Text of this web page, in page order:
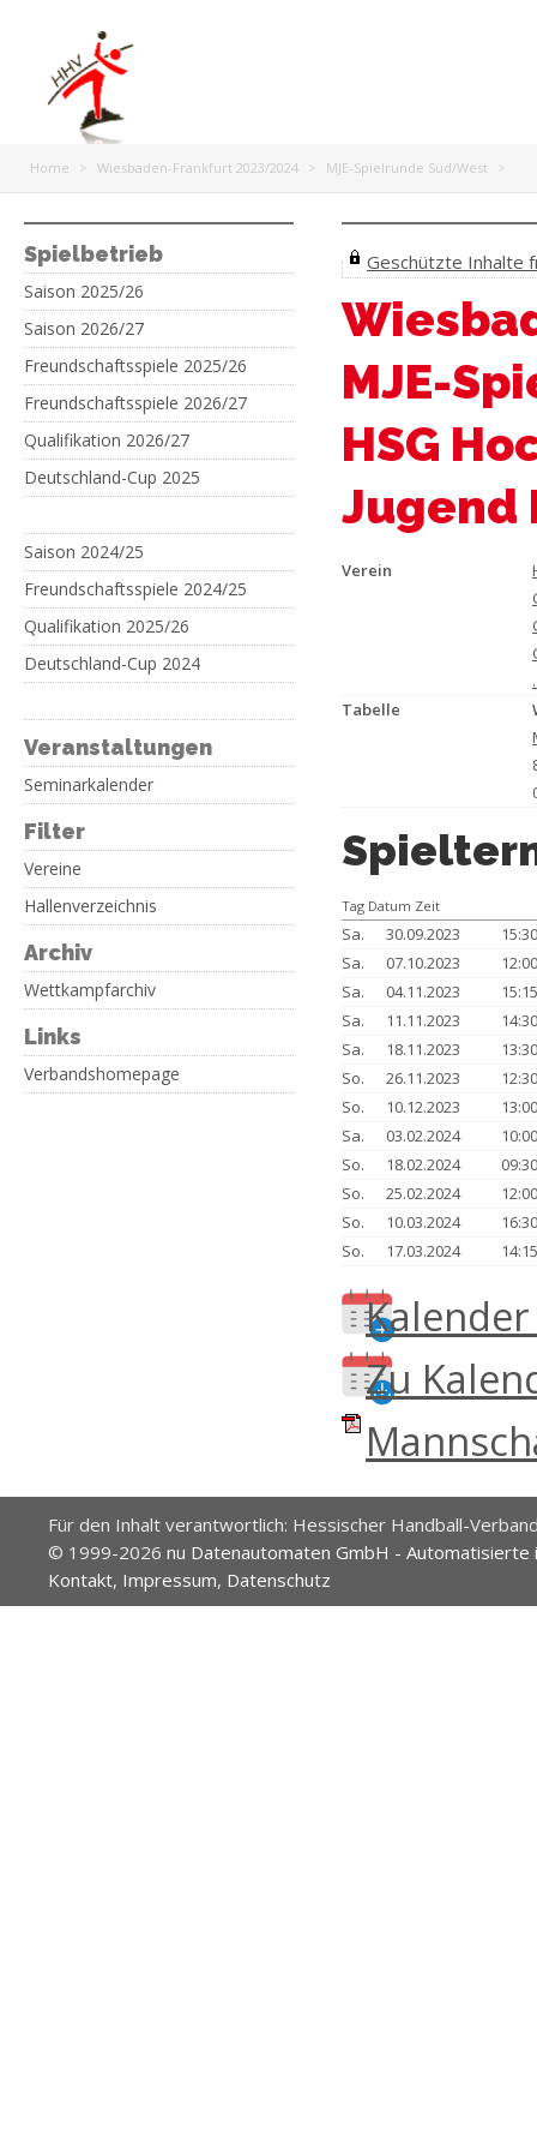
Home > Wiesbaden-Frankfurt 2023/2024 > MJE-Spielrunde Süd/West >
Spielbetrieb
Saison 2025/26
Saison 2026/27
Freundschaftsspiele 2025/26
Freundschaftsspiele 2026/27
Qualifikation 2026/27
Deutschland-Cup 2025
Saison 2024/25
Freundschaftsspiele 2024/25
Qualifikation 2025/26
Deutschland-Cup 2024
Veranstaltungen
Seminarkalender
Filter
Vereine
Hallenverzeichnis
Archiv
Wettkampfarchiv
Links
Verbandshomepage
Geschützte Inhalte
MJE-
HSG
Jugend
Verein
Tabelle
Tag Datum Zeit
Sa. 30.09.2023
Sa.
07.10.2023
Sa.
04.11.2023
Sa.
11.11.2023
Sa.
18.11.2023
So.
26.11.2023
So.
10.12.2023
Sa.
03.02.2024
So.
18.02.2024
So.
25.02.2024
So.
10.03.2024
So.
17.03.2024
Zu
Für den Inhalt verantwortlich: Hessischer Handball-
© 1999-2026 nu Datenautomaten GmbH -
Kontakt, Impressum, Datenschutz